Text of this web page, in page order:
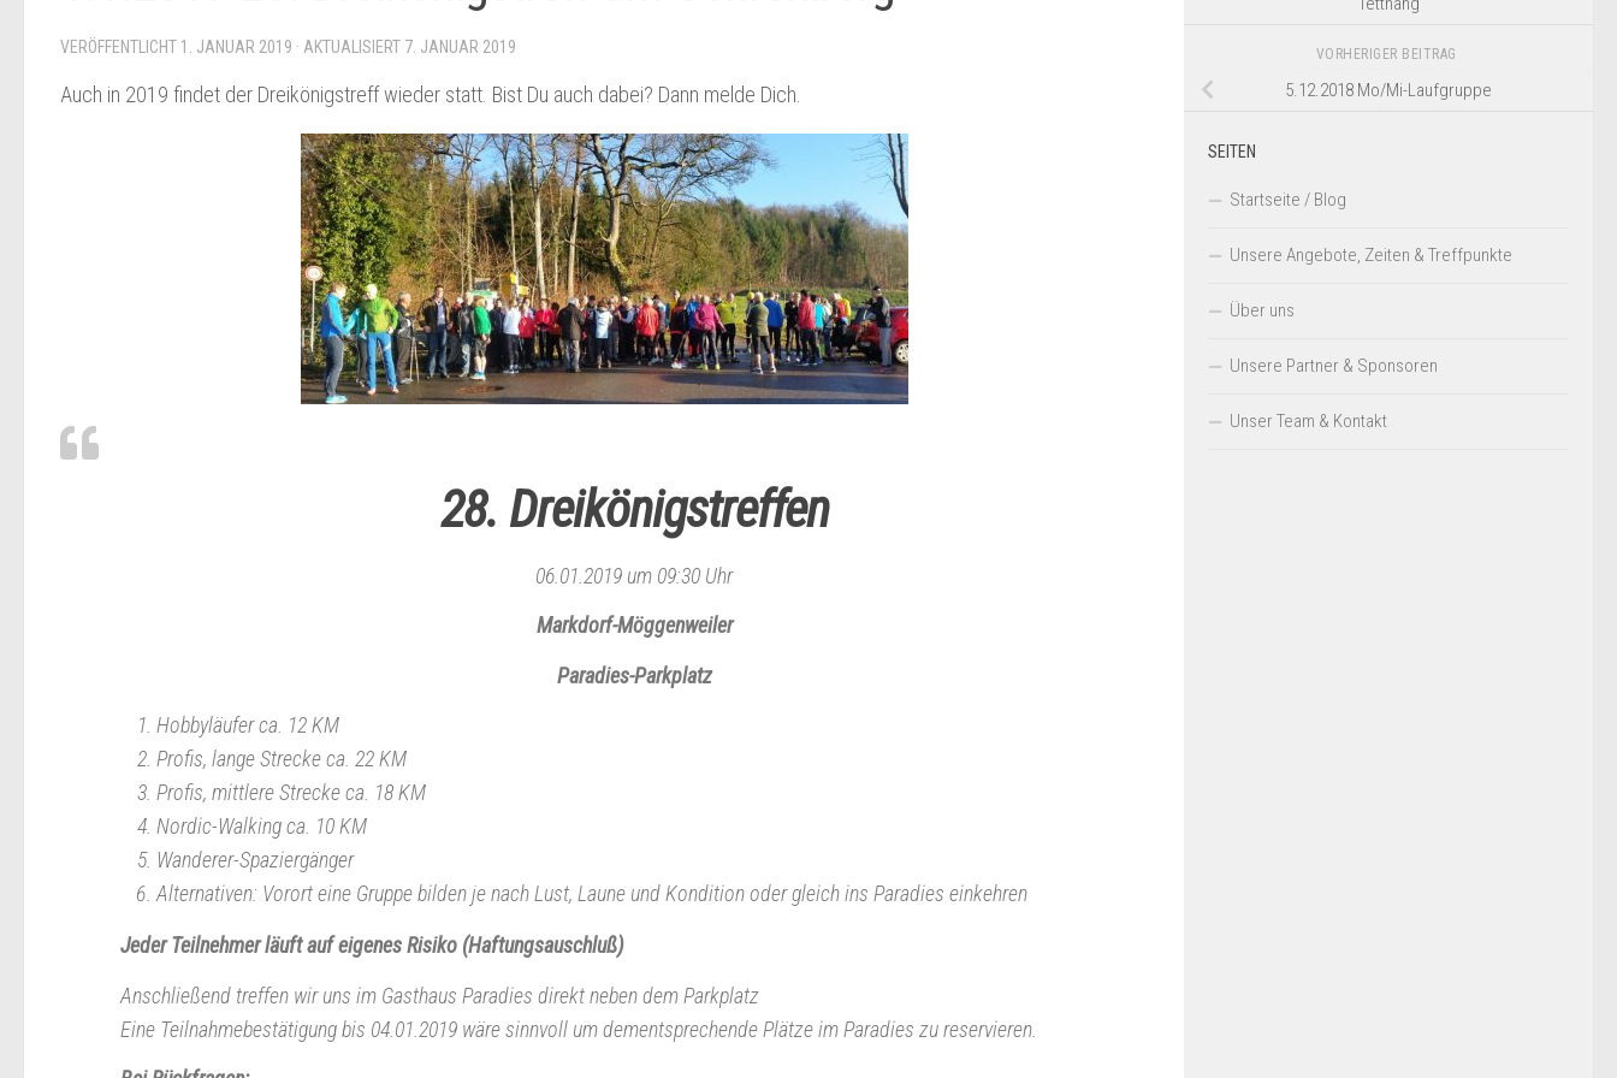
VERÖFFENTLICHT 1. JANUAR 2019 · AKTUALISIERT 7. JANUAR 2019
Auch in 2019 findet der Dreikönigstreff wieder statt. Bist Du auch dabei? Dann melde Dich.
28. Dreikönigstreffen
06.01.2019 um 09:30 Uhr
Markdorf-Möggenweiler
Paradies-Parkplatz
Hobbyläufer ca. 12 KM
Profis, lange Strecke ca. 22 KM
Profis, mittlere Strecke ca. 18 KM
Nordic-Walking ca. 10 KM
Wanderer-Spaziergänger
Alternativen: Vorort eine Gruppe bilden je nach Lust, Laune und Kondition oder gleich ins Paradies einkehren
Jeder Teilnehmer läuft auf eigenes Risiko (Haftungsauschluß)
Anschließend treffen wir uns im Gasthaus Paradies direkt neben dem Parkplatz
Eine Teilnahmebestätigung bis 04.01.2019 wäre sinnvoll um dementsprechende Plätze im Paradies zu reservieren.
VORHERIGER BEITRAG
5.12.2018 Mo/Mi-Laufgruppe
SEITEN
Startseite / Blog
Unsere Angebote, Zeiten & Treffpunkte
Über uns
Unsere Partner & Sponsoren
Unser Team & Kontakt